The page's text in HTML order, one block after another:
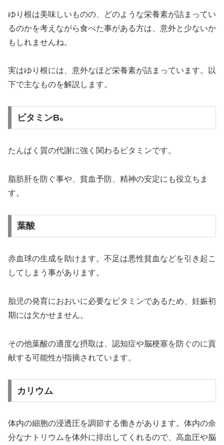
ゆり根は美味しいものの、どのような栄養素が詰まってい
るのかを考えながら食べた事がある方は、意外と少ないか
もしれませんね。
実はゆり根には、意外なほど栄養素が詰まっています。以
下で主なものを解説します。
ビタミンB₆
たんぱく質の代謝に強く関わるビタミンです。
脂肪肝を防ぐ事や、貧血予防、精神の安定にも役立ちま
す。
葉酸
赤血球の生成を助けます。不足は悪性貧血などを引き起こ
してしまう事があります。
胎児の発育におおいに必要なビタミンであるため、妊娠初
期には欠かせません。
その他葉酸の適度な摂取は、認知症や脳梗塞を防ぐのに貢
献する可能性が指摘されています。
カリウム
体内の細胞の浸透圧を調節する働きがあります。体内の余
分なナトリウムを体外に排出してくれるので、高血圧や脳